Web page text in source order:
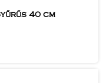
40 cm